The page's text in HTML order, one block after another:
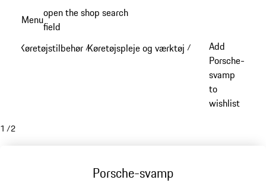
Menuopen the shop search
field
Køretøjstilbehør /Køretøjspleje og værktøj /
Add
Porsche-
svamp
to
wishlist
1 /2
Porsche-svamp